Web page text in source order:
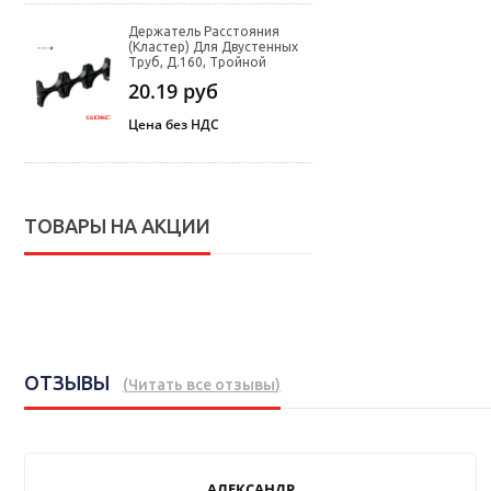
Держатель Расстояния
(кластер) Для Двустенных
Труб, Д.160, Тройной
20.19 руб
Цена без НДС
ТОВАРЫ НА АКЦИИ
ОТЗЫВЫ (Читать все отзывы)